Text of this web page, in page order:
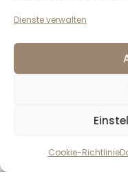
Dienste verwalten
Cookie-Richtlinie